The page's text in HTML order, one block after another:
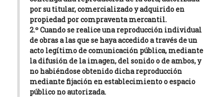
por su titular, comercializado y adquirido en
propiedad por compraventa mercantil.
2.º Cuando se realice una reproducción individual
de obras a las que se haya accedido a través de un
acto legítimo de comunicación pública, mediante
la difusión de la imagen, del sonido o de ambos, y
no habiéndose obtenido dicha reproducción
mediante fijación en establecimiento o espacio
público no autorizada.